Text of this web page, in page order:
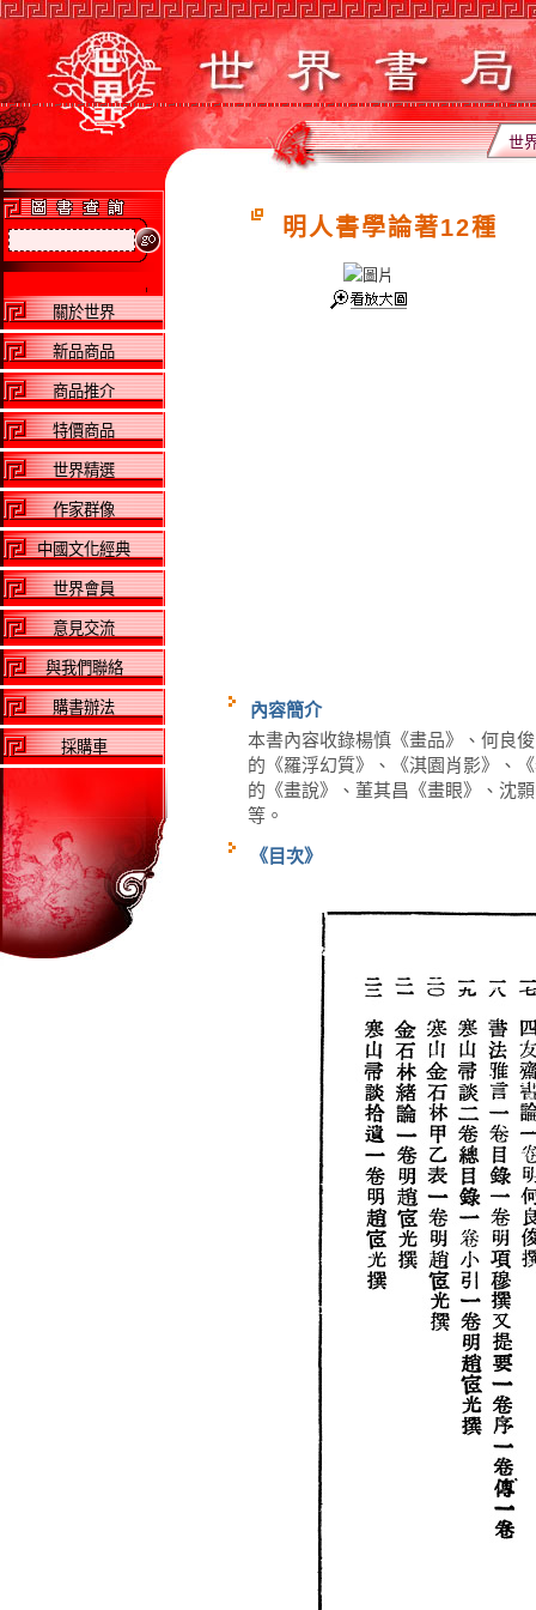
世
關於世界
新品商品
商品推介
特價商品
世界精選
作家群像
中國文化經典
世界會員
意見交流
與我們聯絡
購書辦法
採購車
明人書學論著12種
內容簡介
本書內容收錄楊慎《畫品》、何良
的《羅浮幻質》、《淇園肖影》、
的《畫說》、董其昌《畫眼》、沈
等。
《目次》